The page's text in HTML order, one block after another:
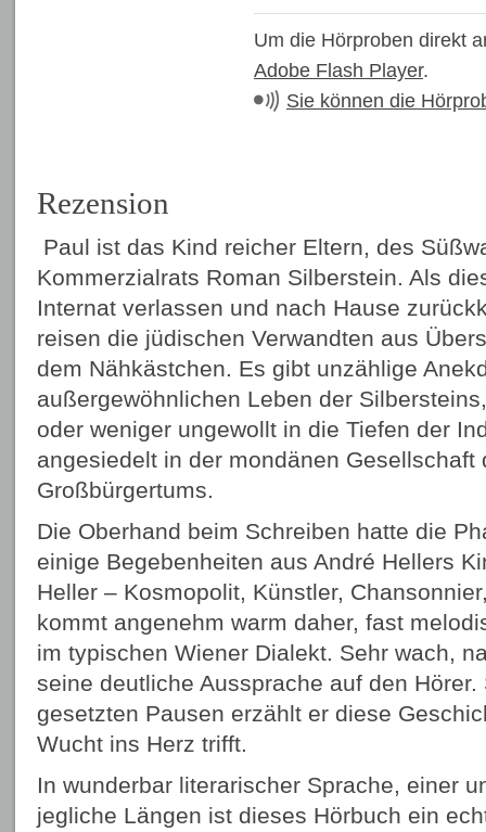
Um die Hörproben direkt
Adobe Flash Player.
Sie können die
Rezension
Paul ist das Kind reicher Eltern, des
Kommerzialrats Roman Silberstein. Als
Internat verlassen und nach Hause
reisen die jüdischen Verwandten aus
dem Nähkästchen. Es gibt unzählige
außergewöhnlichen Leben der
oder weniger ungewollt in die Tiefen der
angesiedelt in der mondänen Gesellschaft
Großbürgertums.
Die Oberhand beim Schreiben hatte die
einige Begebenheiten aus André Hellers
Heller – Kosmopolit, Künstler,
kommt angenehm warm daher, fast
im typischen Wiener Dialekt. Sehr wach,
seine deutliche Aussprache auf den
gesetzten Pausen erzählt er diese
Wucht ins Herz trifft.
In wunderbar literarischer Sprache, einer
jegliche Längen ist dieses Hörbuch ein